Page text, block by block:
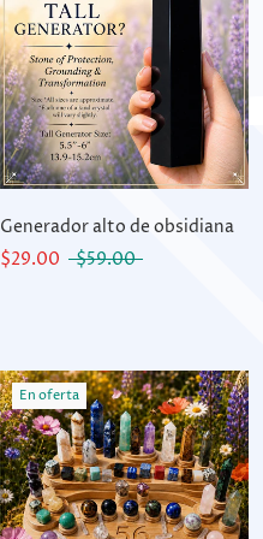
Generador alto de obsidiana
$29.00
$59.00
En oferta